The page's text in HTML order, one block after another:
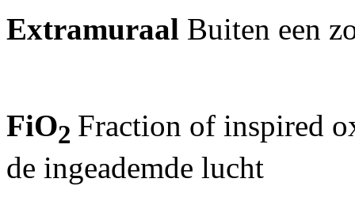
Extramuraal Buiten een
FiO2 Fraction of inspired
de ingeademde lucht